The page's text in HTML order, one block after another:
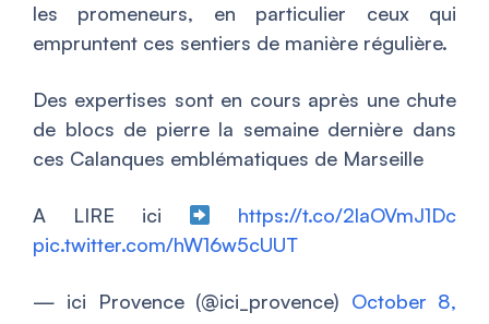
les promeneurs, en particulier ceux qui
empruntent ces sentiers de manière régulière.
Des expertises sont en cours après une chute
de blocs de pierre la semaine dernière dans
ces Calanques emblématiques de Marseille
A LIRE ici
https://t.co/2laOVmJ1Dc
pic.twitter.com/hW16w5cUUT
— ici Provence (@ici_provence) October 8,